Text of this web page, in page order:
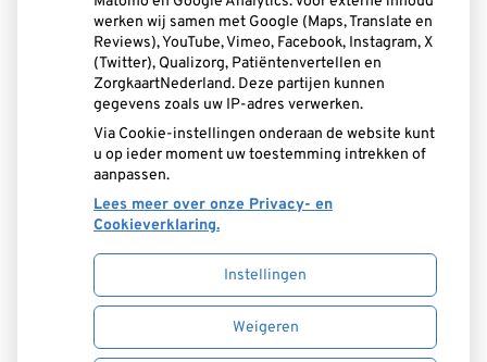
Adresgegevens
Brecklenkamp 22
7556 NT Hengelo
074-2774983
info@tpsnijders.nl
Uw Zorg Online|Beheer
werken wij samen met Google (Maps, Translate en
Reviews), YouTube, Vimeo, Facebook, Instagram, X
(Twitter), Qualizorg, Patiëntenvertellen en
ZorgkaartNederland. Deze partijen kunnen
gegevens zoals uw IP-adres verwerken.
Via Cookie-instellingen onderaan de website kunt
u op ieder moment uw toestemming intrekken of
aanpassen.
Lees meer over onze Privacy- en
Cookieverklaring.
Instellingen
Weigeren